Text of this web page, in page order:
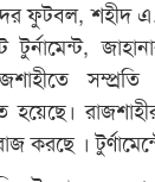
ফুটবল, শহীদ
টুর্নামেন্ট,
করছে ।